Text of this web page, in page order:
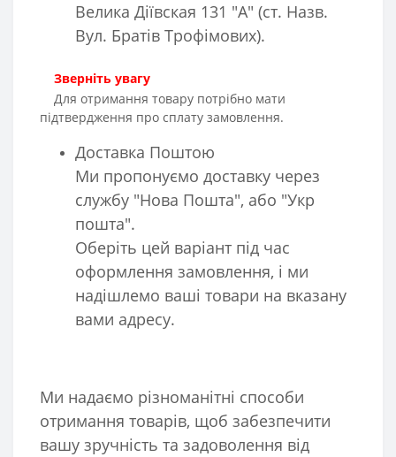
Велика Діївская 131 "А" (ст. Назв.
Вул. Братів Трофімових).
Зверніть увагу
Для отримання товару потрібно мати
підтвердження про сплату замовлення.
Доставка Поштою
Ми пропонуємо доставку через
службу "Нова Пошта", або "Укр
пошта".
Оберіть цей варіант під час
оформлення замовлення, і ми
надішлемо ваші товари на вказану
вами адресу.
Ми надаємо різноманітні способи
отримання товарів, щоб забезпечити
вашу зручність та задоволення від